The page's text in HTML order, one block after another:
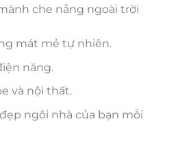
che nắng ngoài trời
mát mẻ tự nhiên.
năng.
và nội thất.
ngôi nhà của bạn mỗi